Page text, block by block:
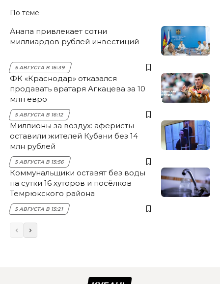
По теме
Анапа привлекает сотни
миллиардов рублей инвестиций
5 АВГУСТА В 16:39
ФК «Краснодар» отказался
продавать вратаря Агкацева за 10
млн евро
5 АВГУСТА В 16:12
Миллионы за воздух: аферисты
оставили жителей Кубани без 14
млн рублей
5 АВГУСТА В 15:56
Коммунальщики оставят без воды
на сутки 16 хуторов и посёлков
Темрюкского района
5 АВГУСТА В 15:21